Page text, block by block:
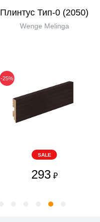
Плинтус Тип-0 (2050)
Wenge Melinga
-25%
SALE
293 ₽